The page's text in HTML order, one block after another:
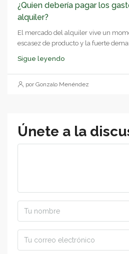
¿Quien debería pagar los
alquiler?
El mercado del alquiler vive un
escasez de producto y la fuerte
Sigue leyendo
por Gonzalo Menéndez
Únete a la